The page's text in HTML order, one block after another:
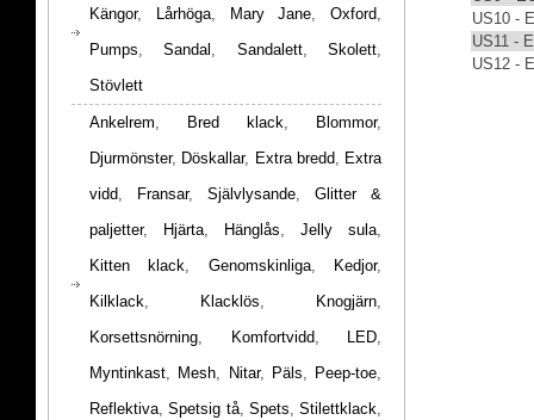
US10 -
US11 -
US12 -
Kängor, Lårhöga, Mary Jane, Oxford,
Pumps,Sandal , Sandalett,Skolett,
Stövlett
Ankelrem, Bred klack, Blommor,
Djurmönster, Döskallar, Extra bredd, Extra
vidd, Fransar, Självlysande, Glitter &
paljetter, Hjärta, Hänglås, Jelly sula,
Kitten klack, Genomskinliga, Kedjor,
Kilklack, Klacklös, Knogjärn,
Korsettsnörning, Komfortvidd, LED,
Myntinkast, Mesh, Nitar, Päls, Peep-toe,
Reflektiva,Spetsig tå, Spets, Stilettklack,